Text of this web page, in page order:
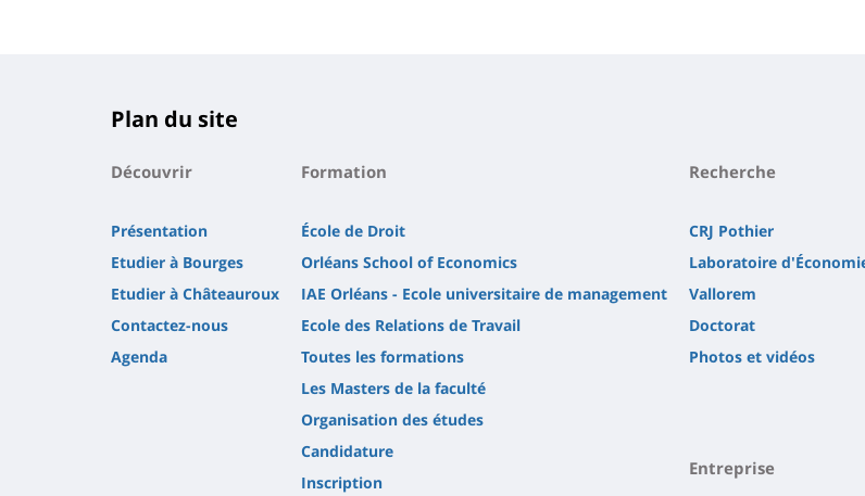
Plan du site
Découvrir
Présentation
Etudier à Bourges
Etudier à Châteauroux
Contactez-nous
Agenda
Formation
École de Droit
Orléans School of Economics
IAE Orléans - Ecole universitaire de management
Ecole des Relations de Travail
Toutes les formations
Les Masters de la faculté
Organisation des études
Candidature
Inscription
Recherche
CRJ Pothier
Laboratoire
Vallorem
Doctorat
Photos et vidéos
Entreprise